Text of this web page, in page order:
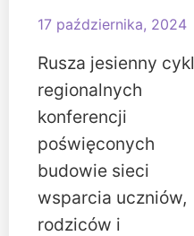
17 października, 2024
Rusza jesienny cykl
regionalnych
konferencji
poświęconych
budowie sieci
wsparcia uczniów,
rodziców i